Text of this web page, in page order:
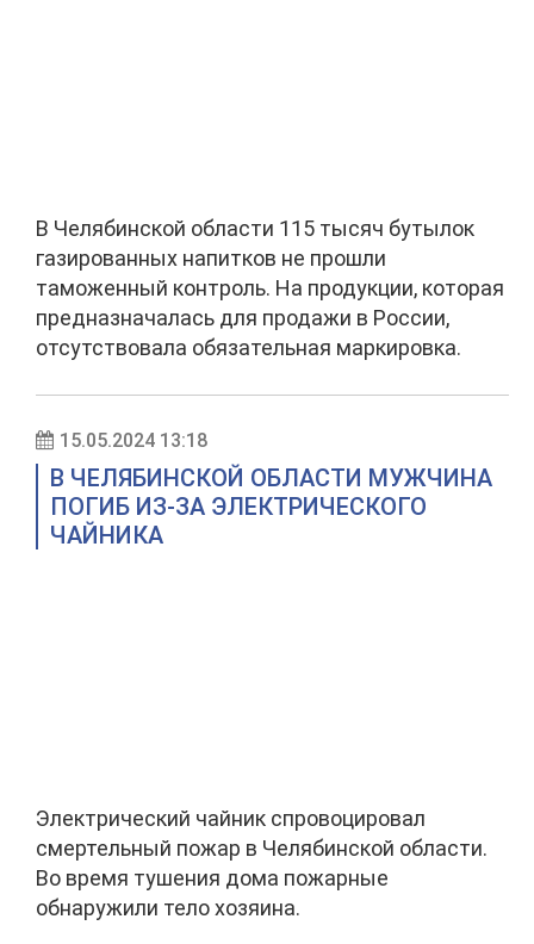
В Челябинской области 115 тысяч бутылок
газированных напитков не прошли
таможенный контроль. На продукции, которая
предназначалась для продажи в России,
отсутствовала обязательная маркировка.
15.05.2024 13:18
В ЧЕЛЯБИНСКОЙ ОБЛАСТИ МУЖЧИНА
ПОГИБ ИЗ-ЗА ЭЛЕКТРИЧЕСКОГО
ЧАЙНИКА
Электрический чайник спровоцировал
смертельный пожар в Челябинской области.
Во время тушения дома пожарные
обнаружили тело хозяина.